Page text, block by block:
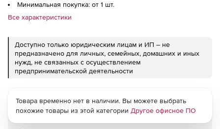
Минимальная покупка: от 1 шт.
Все характеристики
Доступно только юридическим лицам и ИП – не
предназначено для личных, семейных, домашних и иных
нужд, не связанных с осуществлением
предпринимательской деятельности
Товара временно нет в наличии. Вы можете выбрать
похожие товары из этой категории Другое офисное ПО